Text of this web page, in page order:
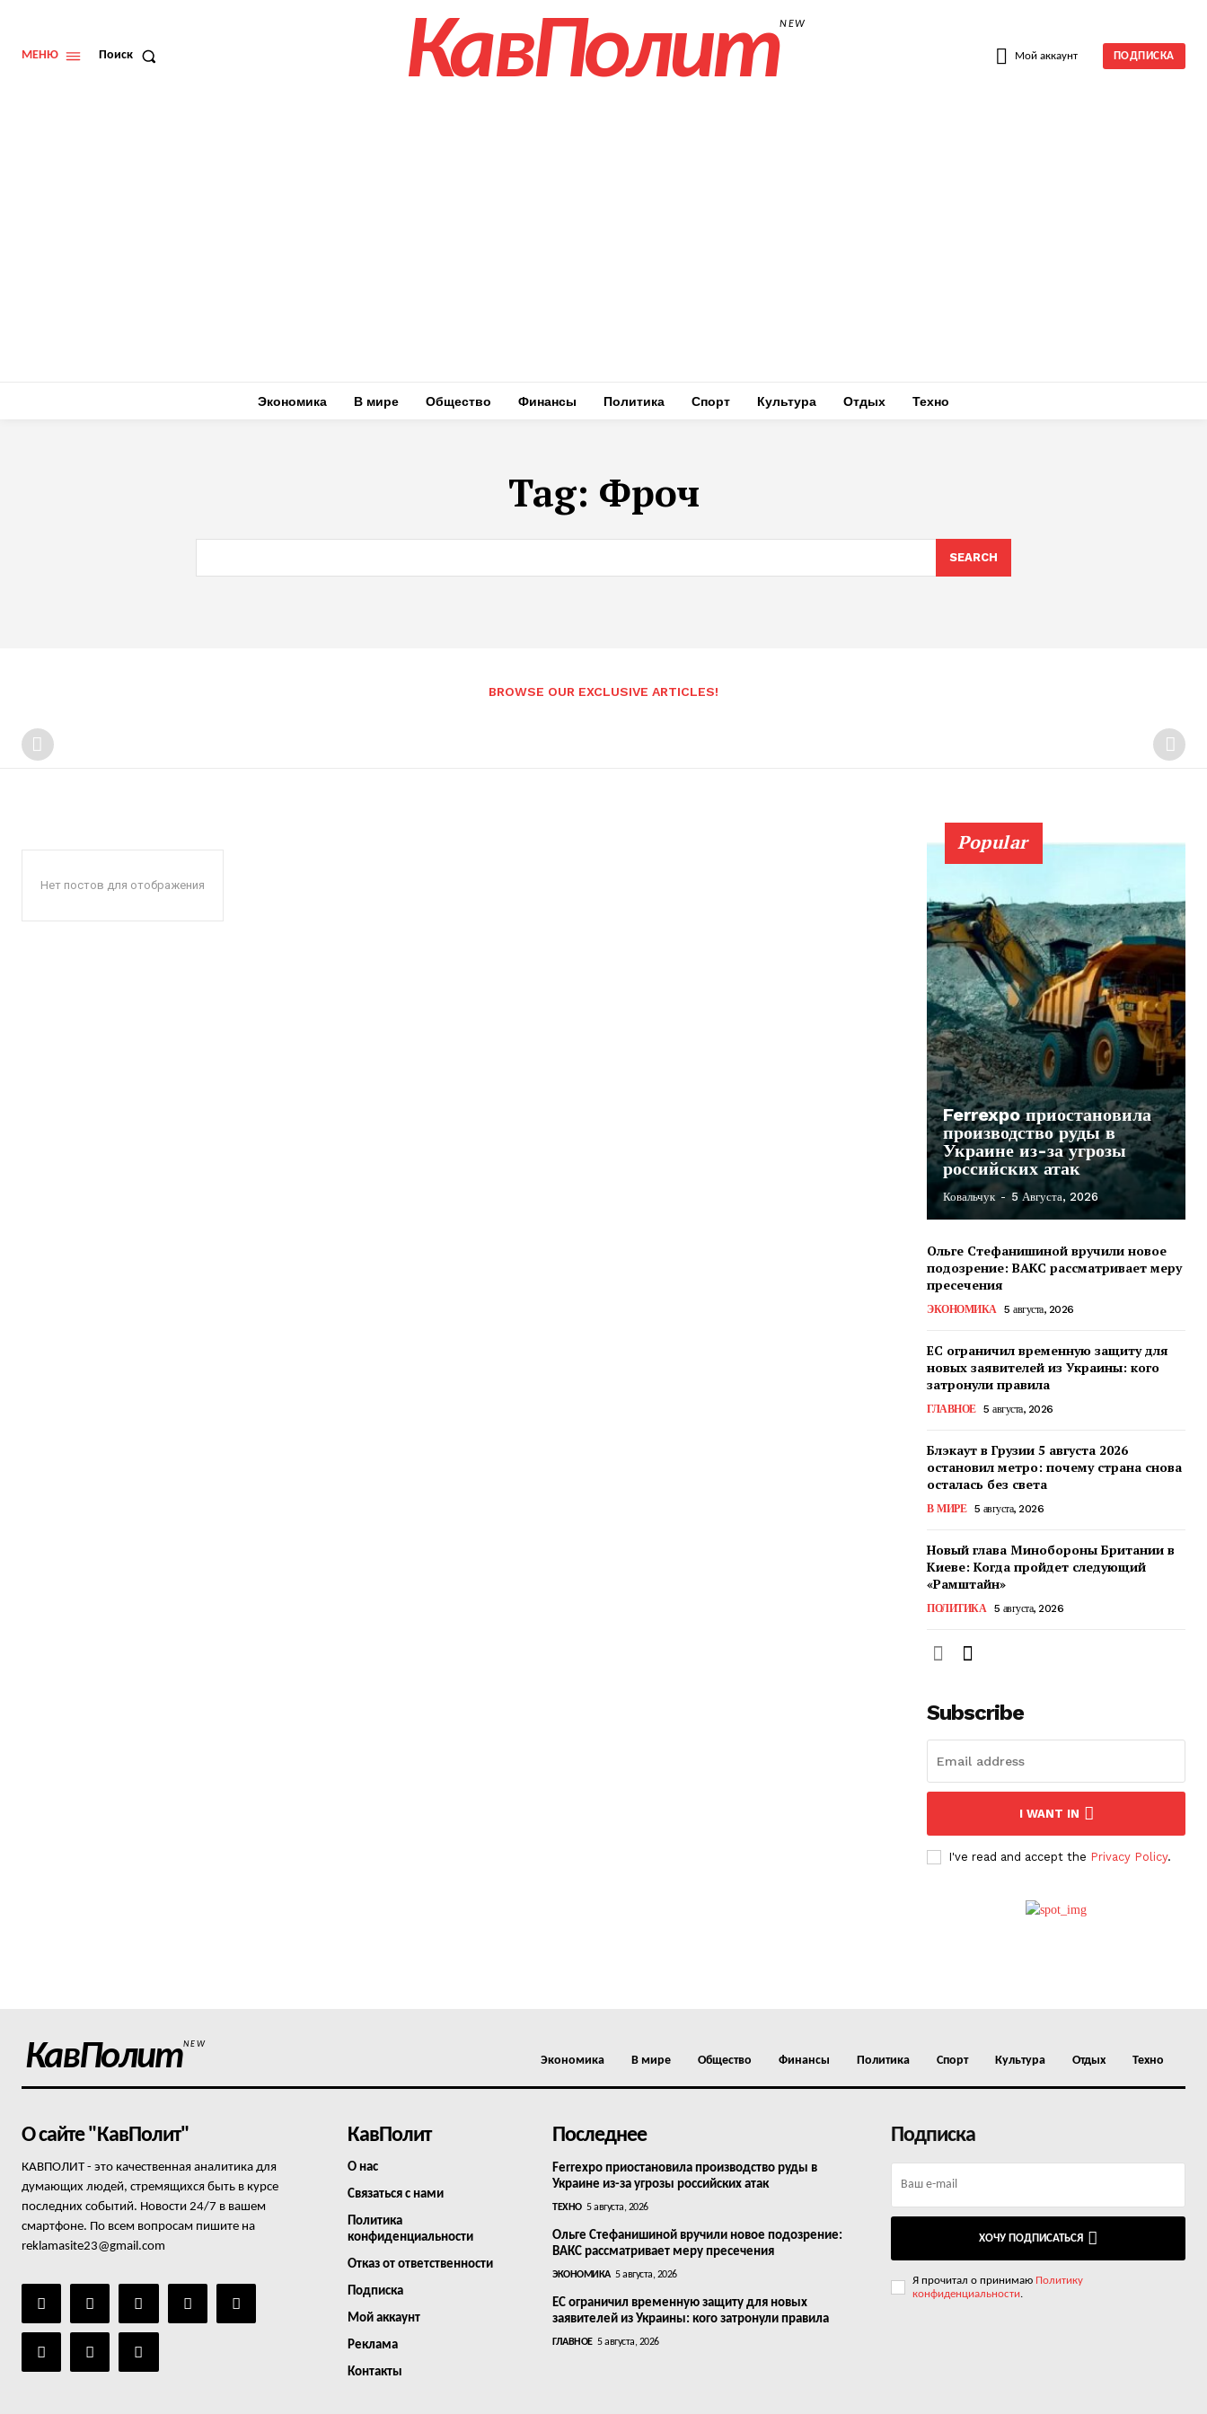
МЕНЮ Поиск КавПолитNEW
Мой аккаунт ПОДПИСКА
Экономика В мире Общество Финансы Политика Спорт Культура Отдых Техно
Tag: Фроч
SEARCH
BROWSE OUR EXCLUSIVE ARTICLES!
Нет постов для отображения
Popular
Ferrexpo приостановила
производство руды в
Украине из-за угрозы
российских атак
Ковальчук - 5 Августа, 2026
Ольге Стефанишиной вручили новое
подозрение: ВАКС рассматривает меру
пресечения
ЭКОНОМИКА 5 августа, 2026
ЕС ограничил временную защиту для
новых заявителей из Украины: кого
затронули правила
ГЛАВНОЕ 5 августа, 2026
Блэкаут в Грузии 5 августа 2026
остановил метро: почему страна снова
осталась без света
В МИРЕ 5 августа, 2026
Новый глава Минобороны Британии в
Киеве: Когда пройдет следующий
«Рамштайн»
ПОЛИТИКА 5 августа, 2026
Subscribe
I WANT IN
I've read and accept the Privacy Policy.
КавПолитNEW
Экономика В мире Общество Финансы Политика Спорт Культура Отдых Техно
О сайте "КавПолит"
КАВПОЛИТ - это качественная аналитика для
думающих людей, стремящихся быть в курсе
последних событий. Новости 24/7 в вашем
смартфоне. По всем вопросам пишите на
reklamasite23@gmail.com
КавПолит
О нас
Связаться с нами
Политика
конфиденциальности
Отказ от ответственности
Подписка
Мой аккаунт
Реклама
Контакты
Последнее
Ferrexpo приостановила производство руды в
Украине из-за угрозы российских атак
ТЕХНО 5 августа, 2026
Ольге Стефанишиной вручили новое подозрение:
ВАКС рассматривает меру пресечения
ЭКОНОМИКА 5 августа, 2026
ЕС ограничил временную защиту для новых
заявителей из Украины: кого затронули правила
ГЛАВНОЕ 5 августа, 2026
Подписка
ХОЧУ ПОДПИСАТЬСЯ
Я прочитал о принимаю Политику
конфиденциальности.